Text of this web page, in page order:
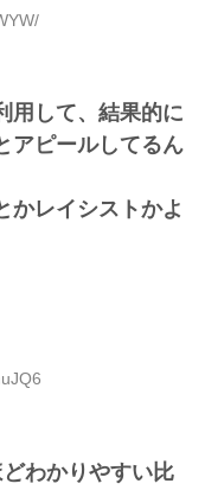
用して、結果的に
アピールしてるん
かレイシストかよ
わかりやすい比